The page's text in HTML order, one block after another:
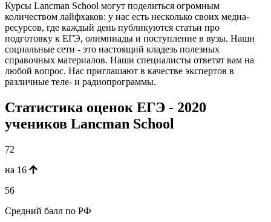
Курсы Lancman School могут поделиться огромным
количеством лайфхаков: у нас есть несколько своих медиа-
ресурсов, где каждый день публикуются статьи про
подготовку к ЕГЭ, олимпиады и поступление в вузы. Наши
социальные сети - это настоящий кладезь полезных
справочных материалов. Наши специалисты ответят вам на
любой вопрос. Нас приглашают в качестве экспертов в
различные теле- и радиопрограммы.
Статистика оценок ЕГЭ - 2020
учеников Lancman School
72
на 16
56
Средний балл по РФ